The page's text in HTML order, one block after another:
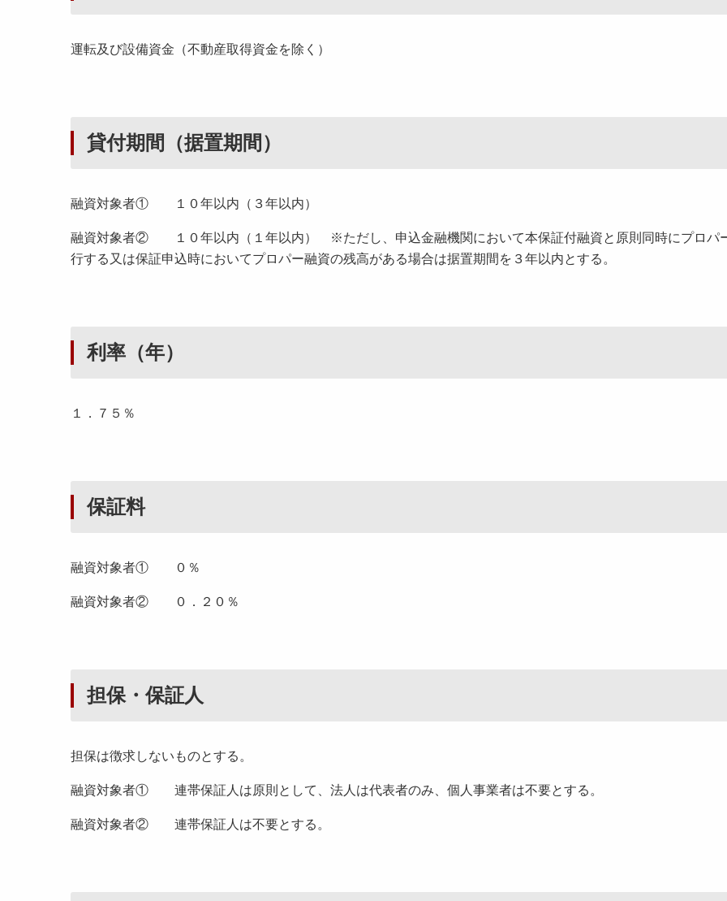
運転及び設備資金（不動産取得資金を除く）
貸付期間（据置期間）
融資対象者① １０年以内（３年以内）
融資対象者② １０年以内（１年以内） ※ただし、申込金融機関において本保証付融資と原則同時にプロパ
行する又は保証申込時においてプロパー融資の残高がある場合は据置期間を３年以内とする。
利率（年）
１．７５％
保証料
融資対象者① ０％
融資対象者② ０．２０％
担保・保証人
担保は徴求しないものとする。
融資対象者① 連帯保証人は原則として、法人は代表者のみ、個人事業者は不要とする。
融資対象者② 連帯保証人は不要とする。